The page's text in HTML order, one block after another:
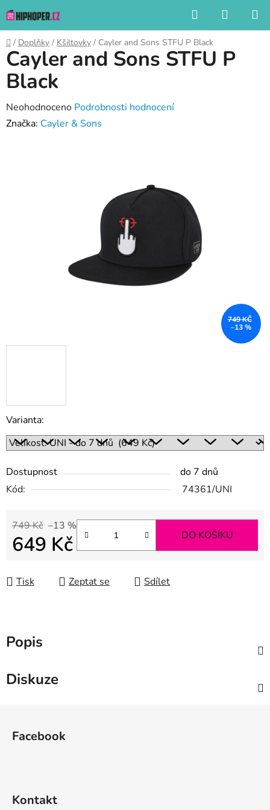
na
obsah
Hledat
KOŠÍK
Domů
/ Doplňky / Kšiltovky / Cayler and Sons STFU P Black
Varianta:
Dostupnost
do 7 dnů
Kód:
74361/UNI
749 Kč –13 %
649 Kč DO KOŠÍKU
Tisk Zeptat se Sdílet
Cayler and Sons STFU P
Black
Průměrné
hodnocení
Neohodnoceno Podrobnosti hodnocení
Značka: Cayler & Sons
749 KČ
–13 %
Popis
Diskuze
Facebook
Kontakt